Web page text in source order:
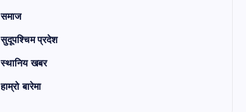
समाज
सुदूपश्चिम प्रदेश
स्थानिय खबर
हाम्रो बारेमा